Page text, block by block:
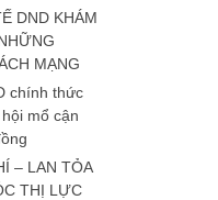
DND KHÁM
MẠNG
chính thức
mổ cận
– LAN TỎA
THỊ LỰC